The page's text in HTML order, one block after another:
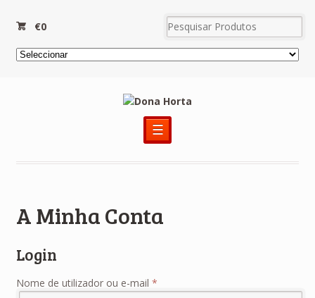
€0
☰
A Minha Conta
Login
Nome de utilizador ou e-mail *